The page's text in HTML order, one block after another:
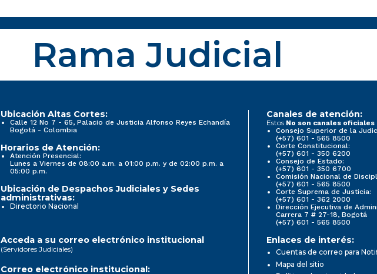
Rama Judicial
Ubicación Altas Cortes:
Calle 12 No 7 - 65, Palacio de Justicia Alfonso Reyes Echandía
Bogotá - Colombia
Horarios de Atención:
Atención Presencial:
Lunes a Viernes de 08:00 a.m. a 01:00 p.m. y de 02:00 p.m. a
05:00 p.m.
Ubicación de Despachos Judiciales y Sedes
administrativas:
Directorio Nacional
Canales de atención:
Estos No son canales oficiales
Consejo Superior de la
(+57) 601 - 565 8500
Corte Constitucional:
(+57) 601 - 350 6200
Consejo de Estado:
(+57) 601 - 350 6700
Comisión Nacional de
(+57) 601 - 565 8500
Corte Suprema de Justicia:
(+57) 601 - 362 2000
Dirección Ejecutiva de
Carrera 7 # 27-18, Bogotá
(+57) 601 - 565 8500
Acceda a su correo electrónico institucional
(Servidores Judiciales)
Correo electrónico institucional:
Enlaces de interés:
Cuentas de correo para
Mapa del sitio